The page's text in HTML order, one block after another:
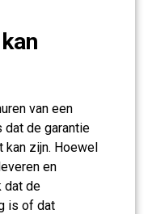
van een
dat de garantie
kan zijn. Hoewel
en
dat de
is of dat